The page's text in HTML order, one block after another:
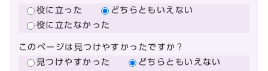
役に立った
どちらともいえない
役に立たなかった
このページは見つけやすかったですか？
見つけやすかった
どちらともいえない